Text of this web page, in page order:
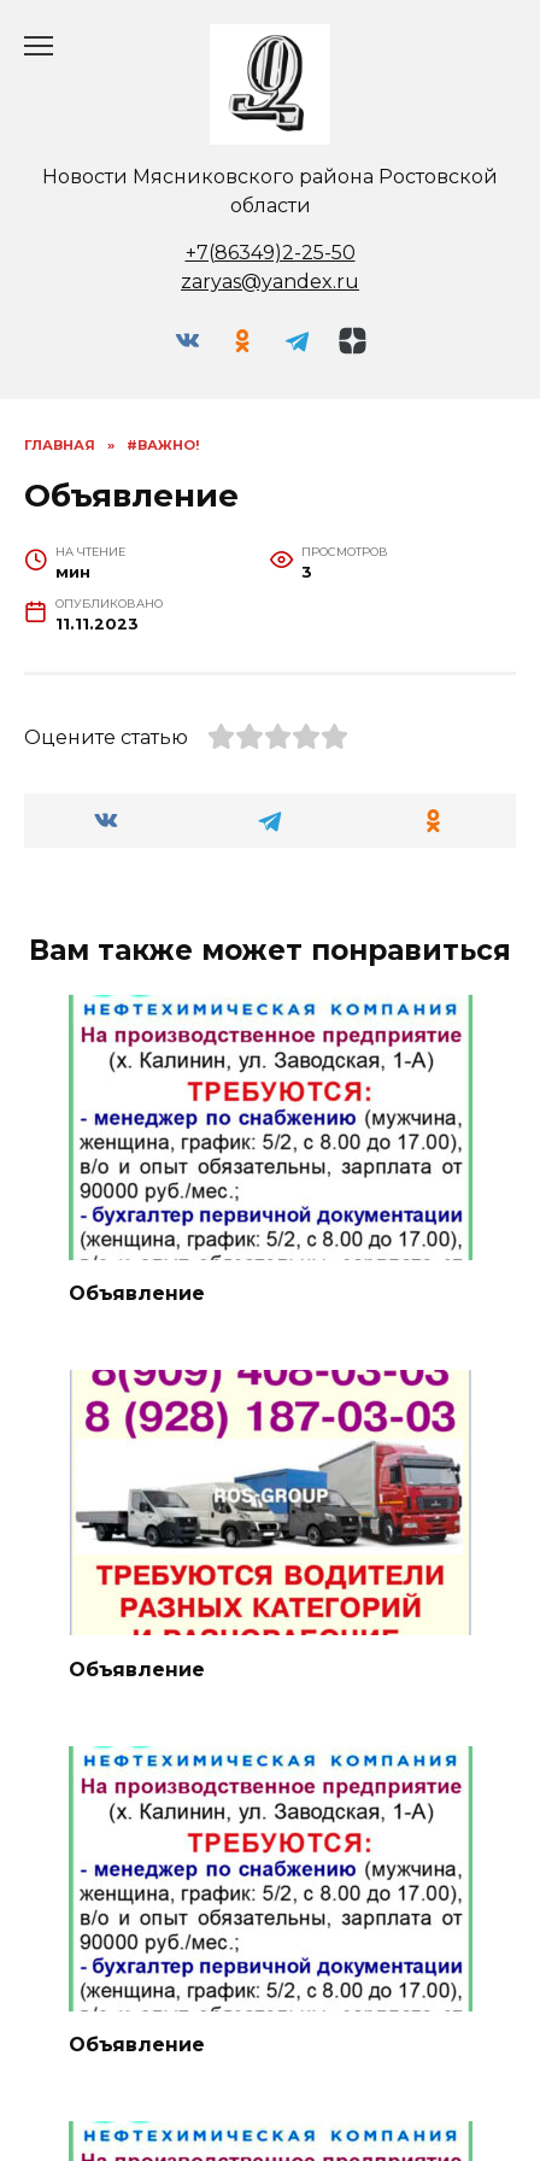
Новости Мясниковского района Ростовской
области
+7(86349)2-25-50
zaryas@yandex.ru
ГЛАВНАЯ » #ВАЖНО!
Объявление
НА ЧТЕНИЕ
мин
ПРОСМОТРОВ
3
ОПУБЛИКОВАНО
11.11.2023
Оцените статью
Вам также может понравиться
Объявление
Объявление
Объявление